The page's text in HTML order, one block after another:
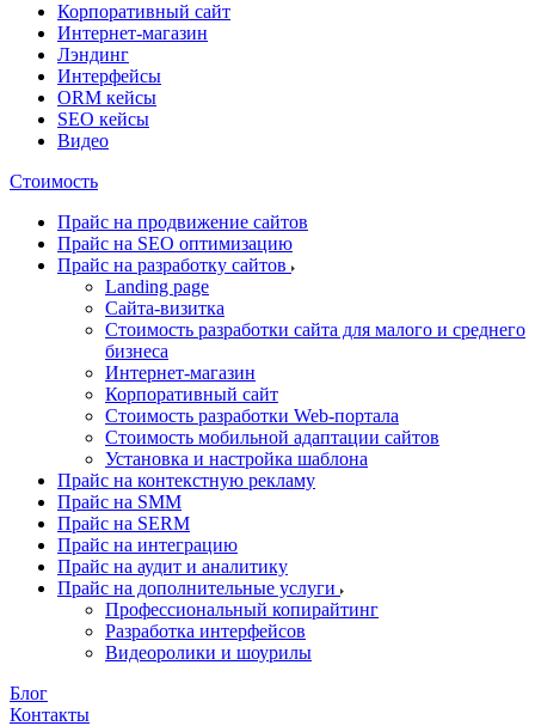
Корпоративный сайт
Интернет-магазин
Лэндинг
Интерфейсы
ORM кейсы
SEO кейсы
Видео
Стоимость
Прайс на продвижение сайтов
Прайс на SEO оптимизацию
Прайс на разработку сайтов
Landing page
Cайта-визитка
Стоимость разработки сайта для малого и среднего
бизнеса
Интернет-магазин
Корпоративный сайт
Стоимость разработки Web-портала
Стоимость мобильной адаптации сайтов
Установка и настройка шаблона
Прайс на контекстную рекламу
Прайс на SMM
Прайс на SERM
Прайс на интеграцию
Прайс на аудит и аналитику
Прайс на дополнительные услуги
Профессиональный копирайтинг
Разработка интерфейсов
Видеоролики и шоурилы
Блог
Контакты